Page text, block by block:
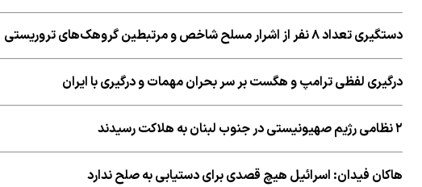
دستگیری تعداد ۸ نفر از اشرار مسلح شاخص و مرتبطین گروهک‌های تروریستی
درگیری لفظی ترامپ و هگست بر سر بحران مهمات و درگیری با ایران
۲ نظامی رژیم صهیونیستی در جنوب لبنان به هلاکت رسیدند
هاکان فیدان: اسرائیل هیچ قصدی برای دستیابی به صلح ندارد